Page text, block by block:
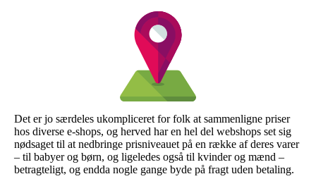
Det er jo særdeles ukompliceret for folk at sammenligne priser
hos diverse e-shops, og herved har en hel del webshops set sig
nødsaget til at nedbringe prisniveauet på en række af deres varer
– til babyer og børn, og ligeledes også til kvinder og mænd –
betragteligt, og endda nogle gange byde på fragt uden betaling.